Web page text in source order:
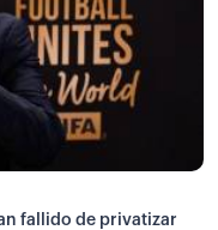
fallido de privatizar